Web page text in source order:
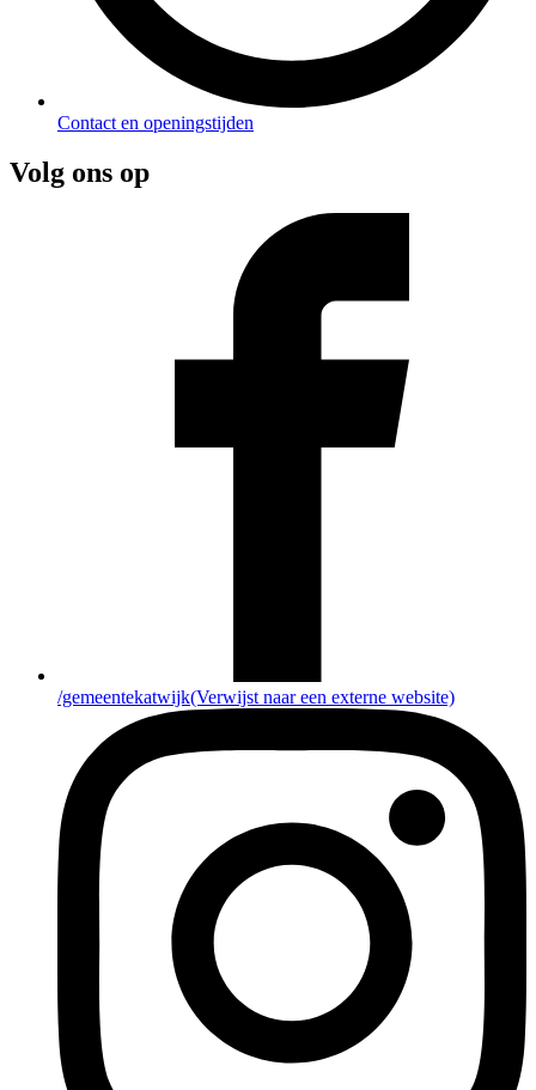
Contact en openingstijden
Volg ons op
/gemeentekatwijk(Verwijst naar een externe website)